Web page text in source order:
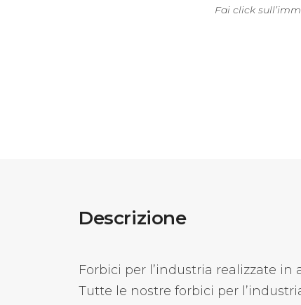
Fai click
Descrizione
Forbici per l’industria realizzate
Tutte le nostre forbici per